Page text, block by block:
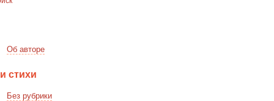
Об авторе
стихи
Без рубрики